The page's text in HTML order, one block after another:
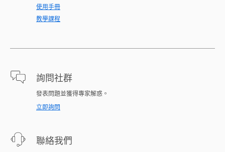
使用手冊
教學課程
詢問社群
發表問題並獲得專家解惑。
立即詢問
聯絡我們